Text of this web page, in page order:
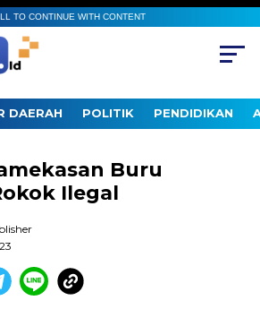
TO CONTINUE WITH CONTENT
DAERAH POLITIK PENDIDIKAN
Buru
Ilegal